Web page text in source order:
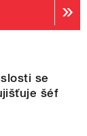
se
šéf